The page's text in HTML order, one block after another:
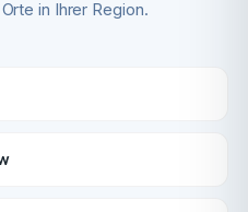
in Ihrer Region.